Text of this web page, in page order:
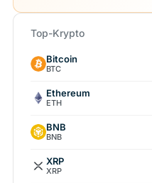
Top-Krypto
Bitcoin
BTC
Ethereum
ETH
BNB
BNB
XRP
XRP